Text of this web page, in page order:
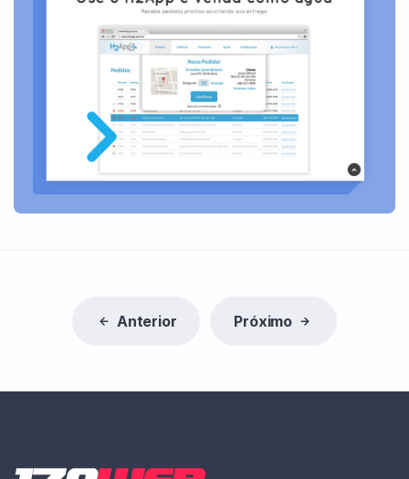
Anterior Próximo